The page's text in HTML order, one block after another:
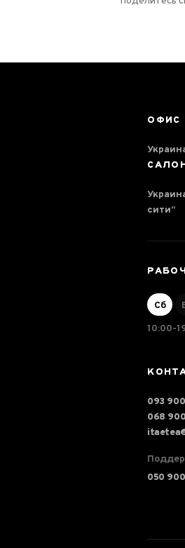
ОФИС
сити”
Сб
10:00-
093
068
050